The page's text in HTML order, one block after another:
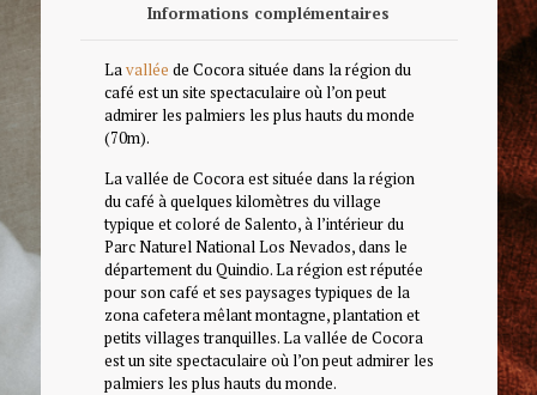
Informations complémentaires
Lavallée de Cocora située dans la région du
café est un site spectaculaire où l’on peut
admirer les palmiers les plus hauts du monde
(70m).
La vallée de Cocora est située dans la région
du café à quelques kilomètres du village
typique et coloré de Salento, à l’intérieur du
Parc Naturel National Los Nevados, dans le
département du Quindio. La région est réputée
pour son café et ses paysages typiques de la
zona cafetera mêlant montagne, plantation et
petits villages tranquilles. La vallée de Cocora
est un site spectaculaire où l’on peut admirer les
palmiers les plus hauts du monde.